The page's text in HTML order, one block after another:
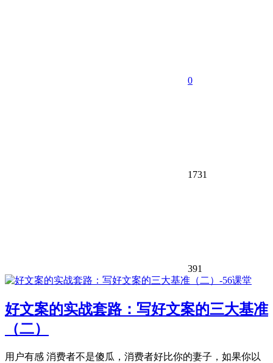
0
1731
391
好文案的实战套路：写好文案的三大基准
（二）
用户有感 消费者不是傻瓜，消费者好比你的妻子，如果你以